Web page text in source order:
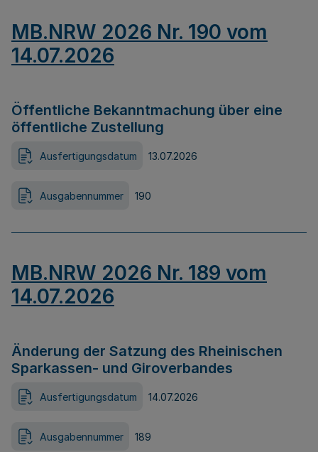
MB.NRW 2026 Nr. 190 vom
14.07.2026
Öffentliche Bekanntmachung über eine
öffentliche Zustellung
Ausfertigungsdatum 13.07.2026
Ausgabennummer 190
MB.NRW 2026 Nr. 189 vom
14.07.2026
Änderung der Satzung des Rheinischen
Sparkassen- und Giroverbandes
Ausfertigungsdatum 14.07.2026
Ausgabennummer 189